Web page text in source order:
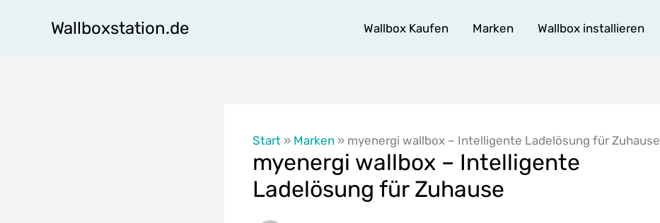
Wallboxstation.de Wallbox Kaufen Marken Wallbox installieren
Start » Marken » myenergi wallbox – Intelligente Ladelösung für Zuhause
myenergi wallbox – Intelligente
Ladelösung für Zuhause